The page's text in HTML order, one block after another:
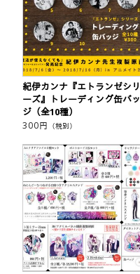
紀伊カンナ『エトランゼシリ
ーズ』トレーディング缶バッ
ジ（全10種）
300円 （税別）